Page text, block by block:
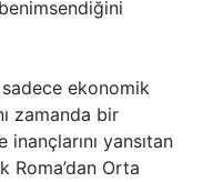
ekonomik
zamanda bir
yansıtan
Roma’dan Orta